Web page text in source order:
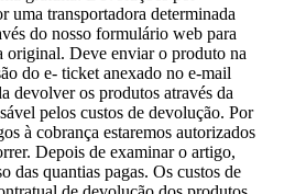
uma transportadora determinada
do nosso formulário web para
original. Deve enviar o produto na
do e- ticket anexado no e-mail
devolver os produtos através da
pelos custos de devolução. Por
à cobrança estaremos autorizados
Depois de examinar o artigo,
das quantias pagas. Os custos de